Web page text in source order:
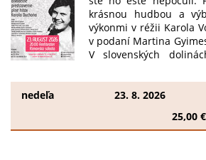
Gyere a barátokkal, és
estét! Jegyek már
online
első 100 db jegy CSAK
krásnou hudbou a
výkonmi v réžii Karola
v podaní Martina
V slovenských
decembri, Na srdci mi
tebou rád, Elena,
srdce, Dievča z
ľudí rád, Šiel, šiel, S
necháme ako
nedeľa 23. 8. 2026
25,00 €